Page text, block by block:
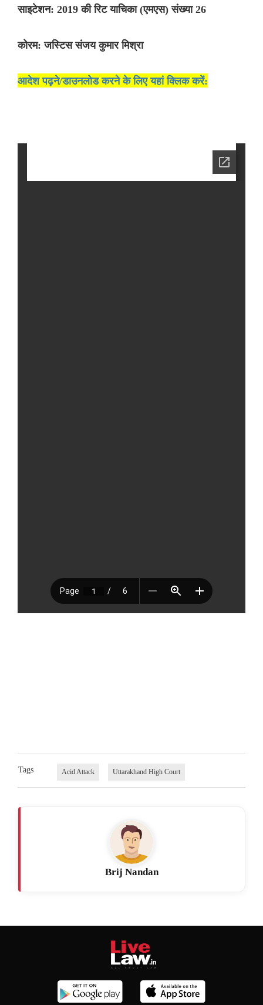
साइटेशन: 2019 की रिट याचिका (एमएस) संख्या 26
कोरम: जस्टिस संजय कुमार मिश्रा
आदेश पढ़ने/डाउनलोड करने के लिए यहां क्लिक करें:
Tags Acid Attack Uttarakhand High Court
Brij Nandan